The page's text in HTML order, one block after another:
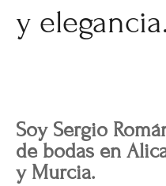
y
Soy Sergio
de bodas en
y Murcia.